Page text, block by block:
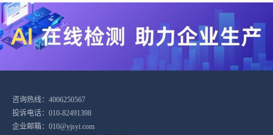
咨询热线：4006250567
投诉电话：010-82491398
企业邮箱：010@yjsyi.com